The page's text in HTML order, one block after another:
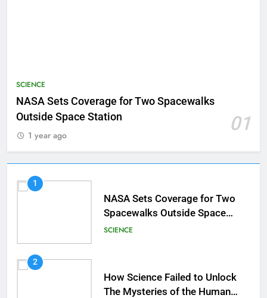
SCIENCE
NASA Sets Coverage for Two Spacewalks
Outside Space Station
01
1 year ago
1
NASA Sets Coverage for Two
Spacewalks Outside Space
Station
SCIENCE
2
How Science Failed to Unlock
The Mysteries of the Human